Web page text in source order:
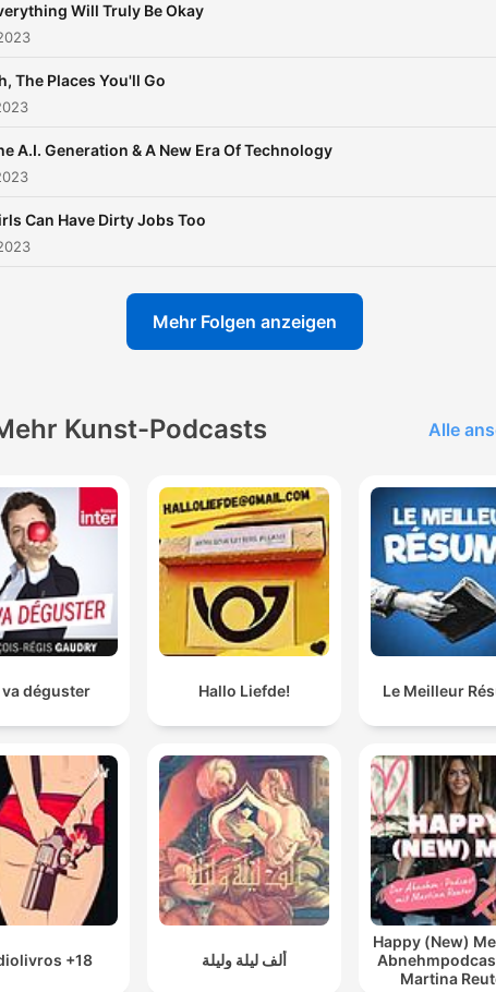
Will Truly Be Okay
The Places You'll Go
A.I. Generation & A New Era Of Technology
Can Have Dirty Jobs Too
Mehr Folgen anzeigen
Kunst-Podcasts Alle
va déguster Hallo Liefde! Le Meilleur
+18 ألف ليلة وليلة
Happy (New)
Martina